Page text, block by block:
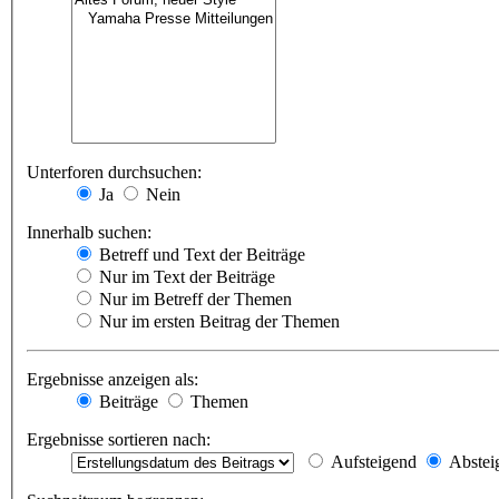
Unterforen durchsuchen:
Ja
Nein
Innerhalb suchen:
Betreff und Text der Beiträge
Nur im Text der Beiträge
Nur im Betreff der Themen
Nur im ersten Beitrag der Themen
Ergebnisse anzeigen als:
Beiträge
Themen
Ergebnisse sortieren nach:
Aufsteigend